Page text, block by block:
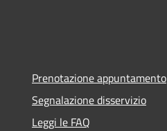
Prenotazione appuntamento
Segnalazione disservizio
Leggi le FAQ